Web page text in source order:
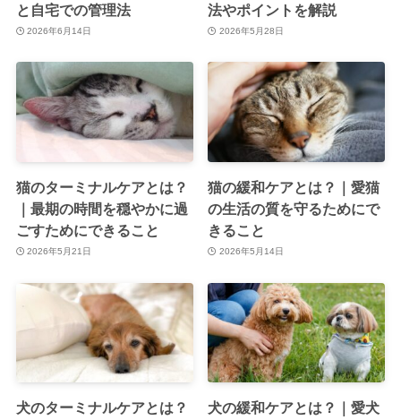
と自宅での管理法
2026年6月14日
法やポイントを解説
2026年5月28日
猫のターミナルケアとは？
｜最期の時間を穏やかに過
ごすためにできること
2026年5月21日
猫の緩和ケアとは？｜愛猫
の生活の質を守るためにで
きること
2026年5月14日
犬のターミナルケアとは？
犬の緩和ケアとは？｜愛犬